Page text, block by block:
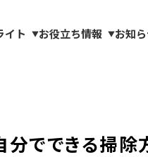
イト ▼お役立ち情報 ▼お知
分でできる掃